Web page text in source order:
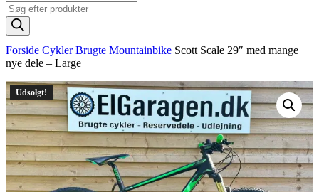
Products
search
Forside Cykler Brugte Mountainbike Scott Scale 29″ med mange
nye dele – Large
Udsolgt!